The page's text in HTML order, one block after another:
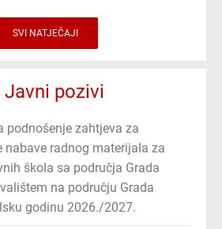
SVI NATJEČAJI
Javni pozivi
podnošenje zahtjeva za
nabave radnog materijala za
škola sa područja Grada
na području Grada
godinu 2026./2027.